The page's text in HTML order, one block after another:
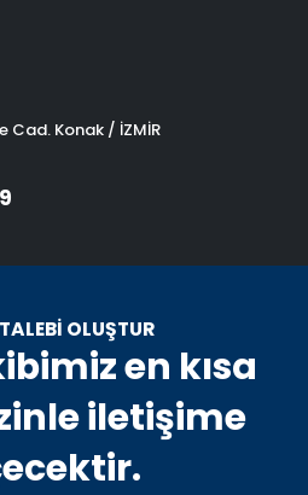
Cad. Konak / İZMİR
OLUŞTUR
en kısa
iletişime